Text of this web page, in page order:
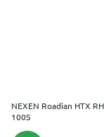
NEXEN Roadian HTX
100S